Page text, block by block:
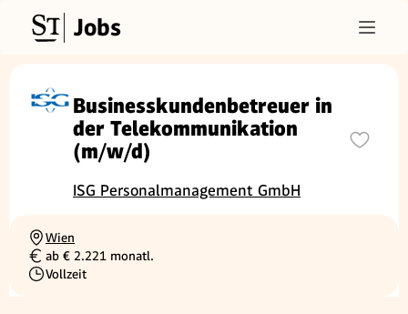
Jobs
Businesskundenbetreuer in
der Telekommunikation
(m/w/d)
ISG Personalmanagement GmbH
Ortschaft
Wien
Gehalt
ab € 2.221 monatl.
Beschäftigungsart
Vollzeit